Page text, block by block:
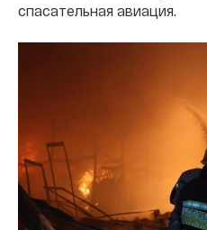
спасательная авиация.